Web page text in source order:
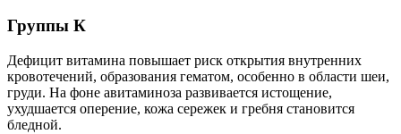
Группы К
Дефицит витамина повышает риск открытия внутренних
кровотечений, образования гематом, особенно в области шеи,
груди. На фоне авитаминоза развивается истощение,
ухудшается оперение, кожа сережек и гребня становится
бледной.